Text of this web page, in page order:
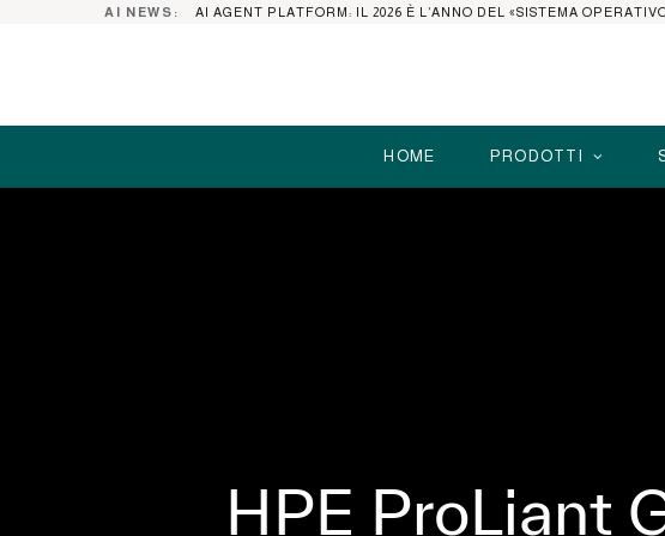
AI NEWS:
HOME PRODOTTI
HPE ProLiant